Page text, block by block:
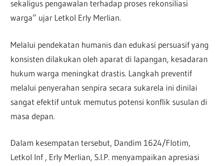
sekaligus pengawalan terhadap proses rekonsiliasi
warga” ujar Letkol Erly Merlian.
Melalui pendekatan humanis dan edukasi persuasif yang
konsisten dilakukan oleh aparat di lapangan, kesadaran
hukum warga meningkat drastis. Langkah preventif
melalui penyerahan senpira secara sukarela ini dinilai
sangat efektif untuk memutus potensi konflik susulan di
masa depan.
Dalam kesempatan tersebut, Dandim 1624/Flotim,
Letkol Inf , Erly Merlian, S.I.P. menyampaikan apresiasi